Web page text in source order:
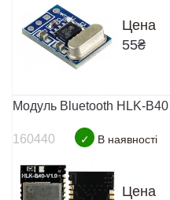
Цена
55₴
Модуль Bluetooth HLK-
160440 ✓ В наявності
Цена